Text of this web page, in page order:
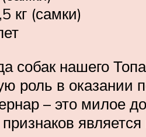
кг (самки)
собак нашего
роль в
– это милое